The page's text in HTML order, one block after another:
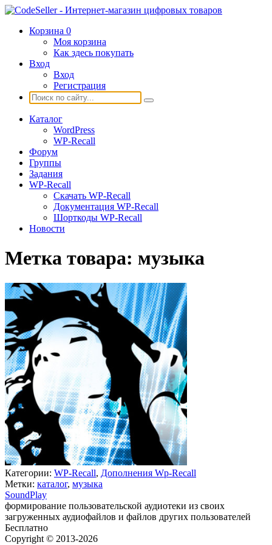
Корзина 0
Моя корзина
Как здесь покупать
Вход
Вход
Регистрация
Каталог
WordPress
WP-Recall
Форум
Группы
Задания
WP-Recall
Скачать WP-Recall
Документация WP-Recall
Шорткоды WP-Recall
Новости
Метка товара: музыка
Категории: WP-Recall, Дополнения Wp-Recall
Метки: каталог, музыка
SoundPlay
формирование пользовательской аудиотеки из своих
загруженных аудиофайлов и файлов других пользователей
Бесплатно
Copyright © 2013-2026